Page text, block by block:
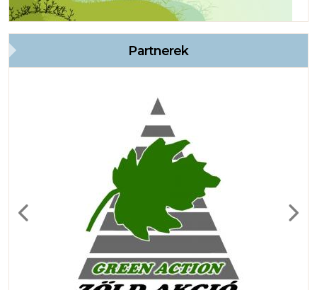
Partnerek
Previous Next